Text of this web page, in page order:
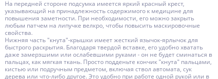
На передней стороне подсумка имеется яркий красный крест,
указывающий на принадлежность содержимого к медицине для
повышения заметности. При необходимости, его можно закрыть
любым патчем на липучке велкро, чтобы повысить маскировочные
свойства.
Нижняя часть "кнута"-крышки имеет жесткий язычок-ярлычок для
быстрого раскрытия. Благодаря твердой вставке, его удобно хватать
даже замерзшими или ослабевшими руками - он не будет сминаться в
пальцах, как мягкая ткань. Просто подденьте кончик "кнута" пальцами,
кистью или подручным предметом, включая ствол автомата, сук
дерева или что-либо другое. Это удобно при работе одной рукой или в